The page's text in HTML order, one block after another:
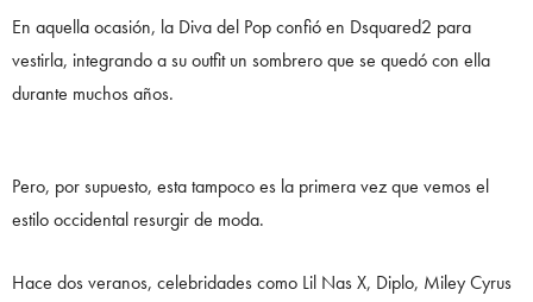
En aquella ocasión, la Diva del Pop confió en Dsquared2 para
vestirla, integrando a su outfit un sombrero que se quedó con ella
durante muchos años.
Pero, por supuesto, esta tampoco es la primera vez que vemos el
estilo occidental resurgir de moda.
Hace dos veranos, celebridades como Lil Nas X, Diplo, Miley Cyrus